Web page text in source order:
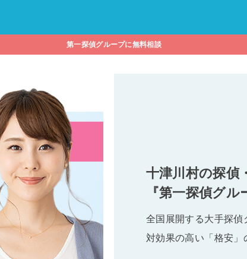
第一探偵グループに無料相談
十津川村の探偵
『第一探偵グル
全国展開する大手探
対効果の高い「格安」